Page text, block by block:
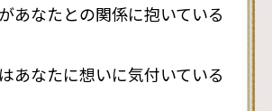
あなたとの関係に抱いている
あなたに想いに気付いている